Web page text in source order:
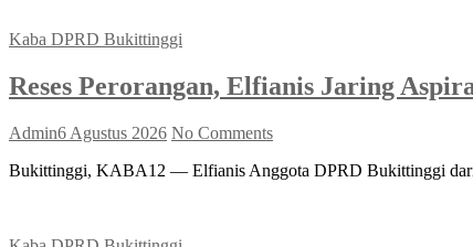
Kaba DPRD Bukittinggi
Reses Perorangan, Elfianis Jaring
Admin6 Agustus 2026 No Comments
Bukittinggi, KABA12 — Elfianis Anggota DPRD Bukittinggi dari